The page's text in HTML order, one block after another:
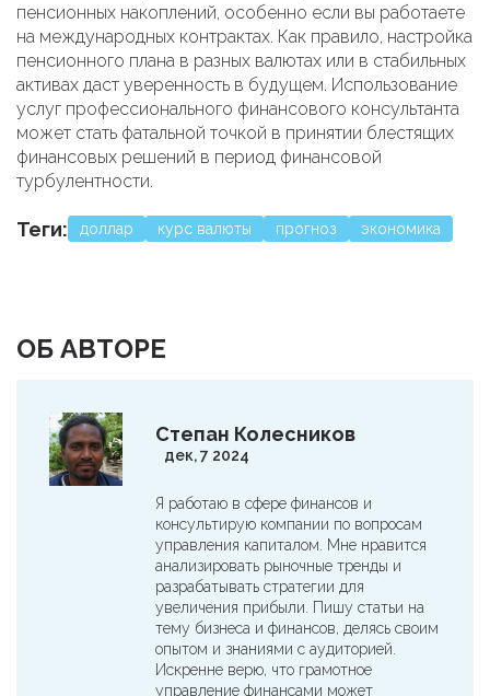
пенсионных накоплений, особенно если вы работаете
на международных контрактах. Как правило, настройка
пенсионного плана в разных валютах или в стабильных
активах даст уверенность в будущем. Использование
услуг профессионального финансового консультанта
может стать фатальной точкой в принятии блестящих
финансовых решений в период финансовой
турбулентности.
Теги: доллар курс валюты прогноз экономика
ОБ АВТОРЕ
Степан Колесников
дек, 7 2024
Я работаю в сфере финансов и
консультирую компании по вопросам
управления капиталом. Мне нравится
анализировать рыночные тренды и
разрабатывать стратегии для
увеличения прибыли. Пишу статьи на
тему бизнеса и финансов, делясь своим
опытом и знаниями с аудиторией.
Искренне верю, что грамотное
управление финансами может